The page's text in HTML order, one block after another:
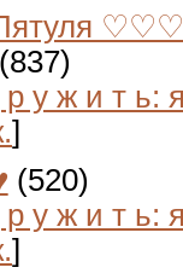
(837)
у ж и т ь:
]
(520)
у ж и т ь:
]